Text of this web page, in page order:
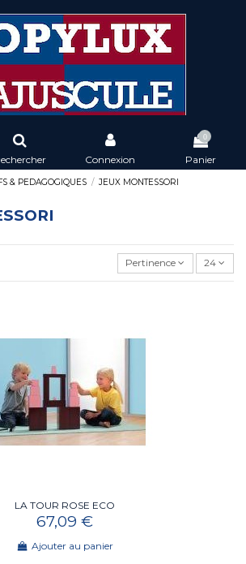
Connexion
0
Panier
& PEDAGOGIQUES JEUX MONTESSORI
Pertinence 24
LA TOUR ROSE ECO
67,09 €
Ajouter au panier